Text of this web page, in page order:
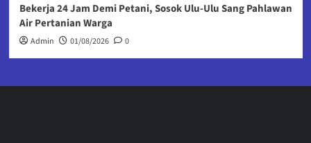
Bekerja 24 Jam Demi Petani, Sosok Ulu-Ulu Sang Pahlawan
Air Pertanian Warga
Admin 01/08/2026 0